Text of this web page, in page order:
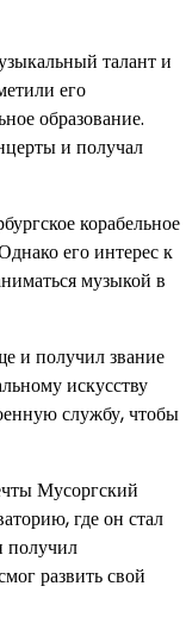
талант и
его
образование.
и получал
корабельное
его интерес к
музыкой в
и получил звание
искусству
службу, чтобы
Мусоргский
где он стал
получил
развить свой